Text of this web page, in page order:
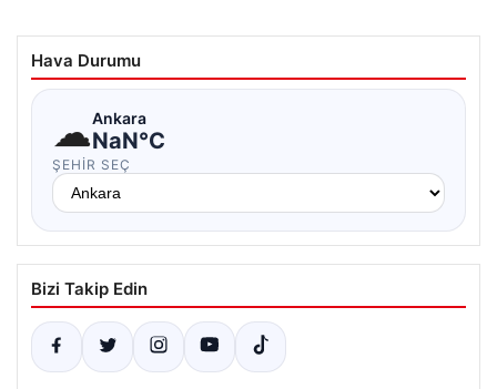
Hava Durumu
☁Ankara
NaN°C
ŞEHIR SEÇ
Bizi Takip Edin